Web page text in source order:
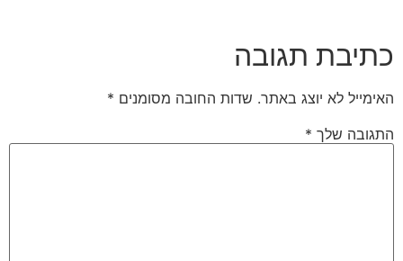
כתיבת תגובה
האימייל לא יוצג באתר. שדות החובה מסומנים *
התגובה שלך *